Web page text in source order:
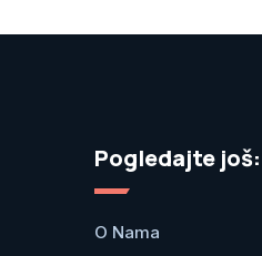
Pogledajte još:
O Nama